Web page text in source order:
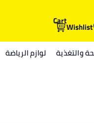
Wishlist
Cart
والتغذية لوازم الرياضة